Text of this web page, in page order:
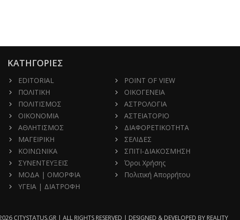
ΚΑΤΗΓΟΡΙΕΣ
EDITORIAL
ΠΟΛΙΤΙΚΗ
ΠΟΛΙΤΙΣΜΟΣ
ΟΙΚΟΝΟΜΙΑ
ΑΘΛΗΤΙΣΜΟΣ
ΜΑΓΕΙΡΙΚΗ
ΚΟΙΝΩΝΙΚΑ
ΣΥΝΕΝΤΕΥΞΕΙΣ
ΜΟΔΑ | ΟΜΟΡΦΙΑ
ΥΓΕΙΑ | ΔΙΑΤΡΟΦΗ
POINT OF VIEW
ΟΙΚΟΓΕΝΕΙΑ
ΑΣΤΡΟΛΟΓΙΑ
ΑΣΤΕΙΑΤΟΡΙΟ
ΔΙΑΦΟΡΕΤΙΚΟΤΗΤΑ
ΣΕΛΙΔΕΣ
ΣΠΙΤΙ-ΔΙΑΚΟΣΜΗΣΗ
Όροι Χρήσης
Πολιτική Απορρήτου
CITYSTATUS.GR | ALL RIGHTS RESERVED | DESIGNED & DEVELOPED BY REALITY